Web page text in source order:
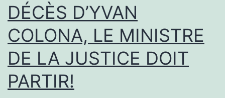
DÉCÈS D’YVAN
COLONA, LE MINISTRE
DE LA JUSTICE DOIT
PARTIR!